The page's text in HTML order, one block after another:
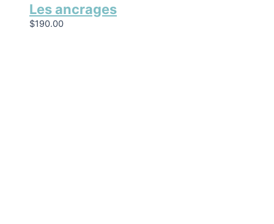
Les ancrages
$190.00